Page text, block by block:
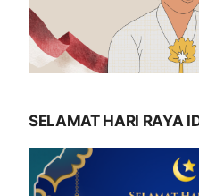
SELAMAT HARI RAYA